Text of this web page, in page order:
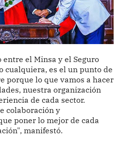
el Minsa y el Seguro
cualquiera, es el un punto de
porque lo que vamos a hacer
nuestra organización
de cada sector.
colaboración y
poner lo mejor de cada
manifestó.